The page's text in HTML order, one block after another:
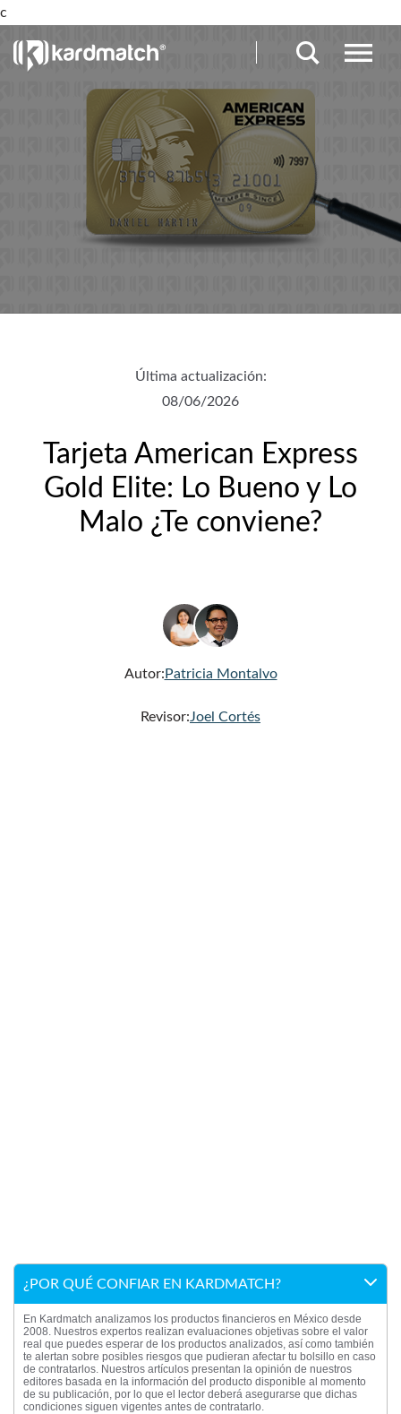
c
Última actualización:
08/06/2026
Tarjeta American Express
Gold Elite: Lo Bueno y Lo
Malo ¿Te conviene?
Autor: Patricia Montalvo
Revisor:Joel Cortés
¿POR QUÉ CONFIAR EN KARDMATCH?
En Kardmatch analizamos los productos financieros en México desde
2008. Nuestros expertos realizan evaluaciones objetivas sobre el valor
real que puedes esperar de los productos analizados, así como también
te alertan sobre posibles riesgos que pudieran afectar tu bolsillo en caso
de contratarlos. Nuestros artículos presentan la opinión de nuestros
editores basada en la información del producto disponible al momento
de su publicación, por lo que el lector deberá asegurarse que dichas
condiciones siguen vigentes antes de contratarlo.